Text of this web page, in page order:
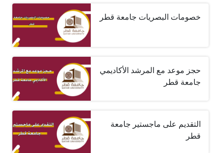
خصومات البصريات جامعة قطر
حجز موعد مع المرشد الأكاديمي
جامعة قطر
التقديم على ماجستير جامعة
قطر